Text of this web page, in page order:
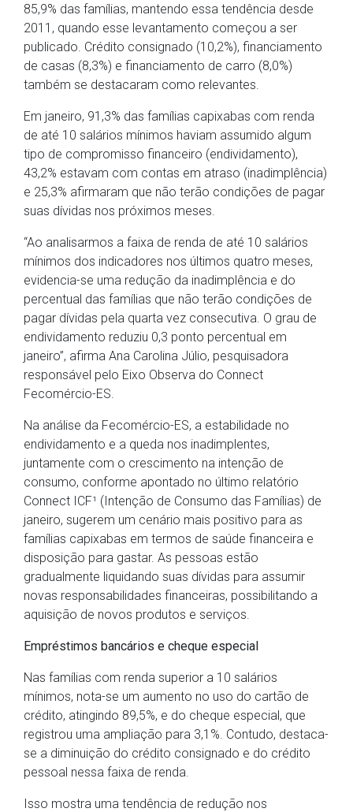
85,9% das famílias, mantendo essa tendência desde
2011, quando esse levantamento começou a ser
publicado. Crédito consignado (10,2%), financiamento
de casas (8,3%) e financiamento de carro (8,0%)
também se destacaram como relevantes.
Em janeiro, 91,3% das famílias capixabas com renda
de até 10 salários mínimos haviam assumido algum
tipo de compromisso financeiro (endividamento),
43,2% estavam com contas em atraso (inadimplência)
e 25,3% afirmaram que não terão condições de pagar
suas dívidas nos próximos meses.
“Ao analisarmos a faixa de renda de até 10 salários
mínimos dos indicadores nos últimos quatro meses,
evidencia-se uma redução da inadimplência e do
percentual das famílias que não terão condições de
pagar dívidas pela quarta vez consecutiva. O grau de
endividamento reduziu 0,3 ponto percentual em
janeiro”, afirma Ana Carolina Júlio, pesquisadora
responsável pelo Eixo Observa do Connect
Fecomércio-ES.
Na análise da Fecomércio-ES, a estabilidade no
endividamento e a queda nos inadimplentes,
juntamente com o crescimento na intenção de
consumo, conforme apontado no último relatório
Connect ICF¹ (Intenção de Consumo das Famílias) de
janeiro, sugerem um cenário mais positivo para as
famílias capixabas em termos de saúde financeira e
disposição para gastar. As pessoas estão
gradualmente liquidando suas dívidas para assumir
novas responsabilidades financeiras, possibilitando a
aquisição de novos produtos e serviços.
Empréstimos bancários e cheque especial
Nas famílias com renda superior a 10 salários
mínimos, nota-se um aumento no uso do cartão de
crédito, atingindo 89,5%, e do cheque especial, que
registrou uma ampliação para 3,1%. Contudo, destaca-
se a diminuição do crédito consignado e do crédito
pessoal nessa faixa de renda.
Isso mostra uma tendência de redução nos